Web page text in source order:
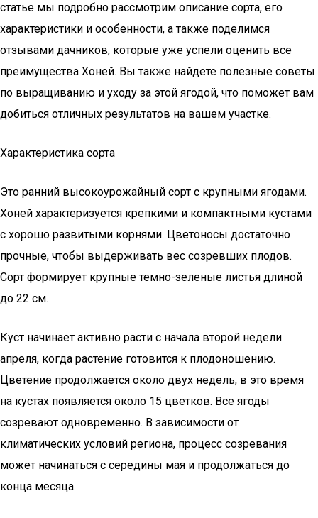
статье мы подробно рассмотрим описание сорта, его
характеристики и особенности, а также поделимся
отзывами дачников, которые уже успели оценить все
преимущества Хоней. Вы также найдете полезные советы
по выращиванию и уходу за этой ягодой, что поможет вам
добиться отличных результатов на вашем участке.
Характеристика сорта
Это ранний высокоурожайный сорт с крупными ягодами.
Хоней характеризуется крепкими и компактными кустами
с хорошо развитыми корнями. Цветоносы достаточно
прочные, чтобы выдерживать вес созревших плодов.
Сорт формирует крупные темно-зеленые листья длиной
до 22 см.
Куст начинает активно расти с начала второй недели
апреля, когда растение готовится к плодоношению.
Цветение продолжается около двух недель, в это время
на кустах появляется около 15 цветков. Все ягоды
созревают одновременно. В зависимости от
климатических условий региона, процесс созревания
может начинаться с середины мая и продолжаться до
конца месяца.